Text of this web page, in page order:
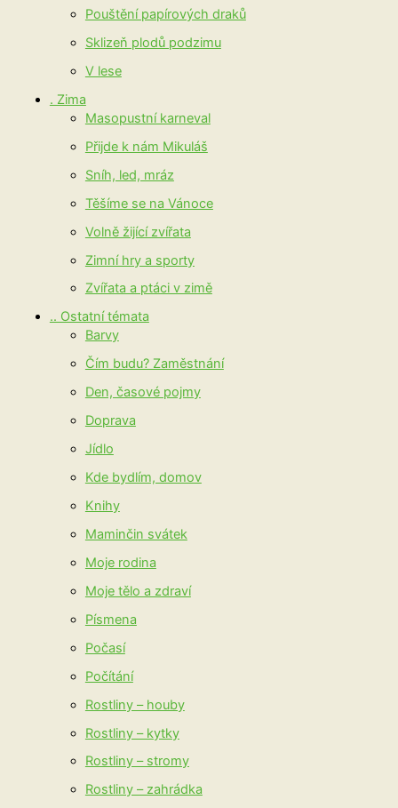
Pouštění papírových draků
Sklizeň plodů podzimu
V lese
. Zima
Masopustní karneval
Přijde k nám Mikuláš
Sníh, led, mráz
Těšíme se na Vánoce
Volně žijící zvířata
Zimní hry a sporty
Zvířata a ptáci v zimě
.. Ostatní témata
Barvy
Čím budu? Zaměstnání
Den, časové pojmy
Doprava
Jídlo
Kde bydlím, domov
Knihy
Maminčin svátek
Moje rodina
Moje tělo a zdraví
Písmena
Počasí
Počítání
Rostliny – houby
Rostliny – kytky
Rostliny – stromy
Rostliny – zahrádka